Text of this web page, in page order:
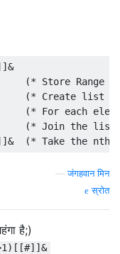
(* Store Range
(* Create list
For each
(* Join the
—जंगहवान मिन
स्रोत
है;)